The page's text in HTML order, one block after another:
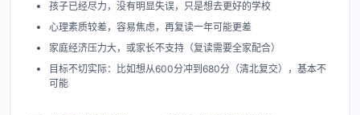
孩子已经尽力，没有明显失误，只是想去更好的学校
心理素质较差，容易焦虑，再复读一年可能更差
家庭经济压力大，或家长不支持（复读需要全家配合）
目标不切实际：比如想从600分冲到680分（清北复交），基本不
可能